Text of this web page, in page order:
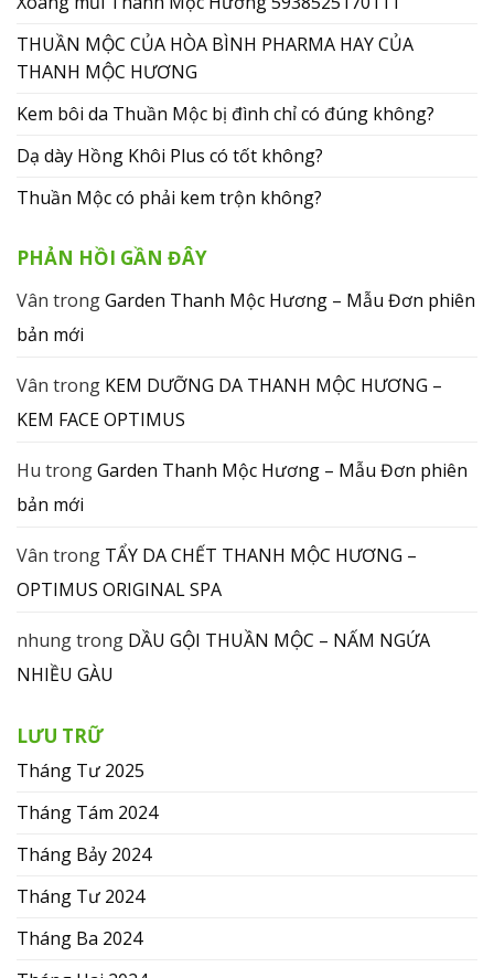
THUẦN MỘC CỦA HÒA BÌNH PHARMA HAY CỦA
THANH MỘC HƯƠNG
Kem bôi da Thuần Mộc bị đình chỉ có đúng không?
Dạ dày Hồng Khôi Plus có tốt không?
Thuần Mộc có phải kem trộn không?
PHẢN HỒI GẦN ĐÂY
Vân trongGarden Thanh Mộc Hương – Mẫu Đơn phiên
bản mới
Vân trong KEM DƯỠNG DA THANH MỘC HƯƠNG –
KEM FACE OPTIMUS
Hu trongGarden Thanh Mộc Hương – Mẫu Đơn phiên
bản mới
Vân trong TẨY DA CHẾT THANH MỘC HƯƠNG –
OPTIMUS ORIGINAL SPA
nhungtrong DẦU GỘI THUẦN MỘC – NẤM NGỨA
NHIỀU GÀU
LƯU TRỮ
Tháng Tư 2025
Tháng Tám 2024
Tháng Bảy 2024
Tháng Tư 2024
Tháng Ba 2024